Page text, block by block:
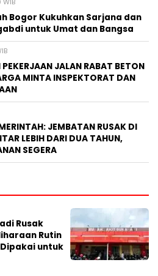
Bogor Kukuhkan Sarjana dan
untuk Umat dan Bangsa
JALAN RABAT BETON
MINTA INSPEKTORAT DAN
JEMBATAN RUSAK DI
LEBIH DARI DUA TAHUN,
SEGERA
Rusak
Rutin
untuk